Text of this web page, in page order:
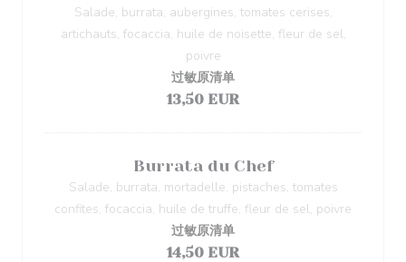
Salade, burrata, aubergines, tomates cerises,
artichauts, focaccia, huile de noisette, fleur de sel,
poivre
过敏原清单
13,50 EUR
Burrata du Chef
Salade, burrata, mortadelle, pistaches, tomates
confites, focaccia, huile de truffe, fleur de sel, poivre
过敏原清单
14,50 EUR